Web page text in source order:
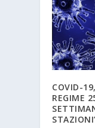
COVID-
REGIME